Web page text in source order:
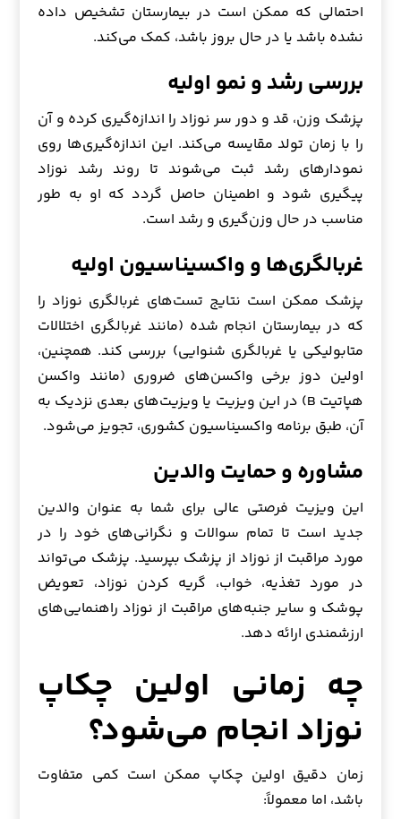
احتمالی که ممکن است در بیمارستان تشخیص داده
نشده باشد یا در حال بروز باشد، کمک می‌کند.
بررسی رشد و نمو اولیه
پزشک وزن، قد و دور سر نوزاد را اندازه‌گیری کرده و آن
را با زمان تولد مقایسه می‌کند. این اندازه‌گیری‌ها روی
نمودارهای رشد ثبت می‌شوند تا روند رشد نوزاد
پیگیری شود و اطمینان حاصل گردد که او به طور
مناسب در حال وزن‌گیری و رشد است.
غربالگری‌ها و واکسیناسیون اولیه
پزشک ممکن است نتایج تست‌های غربالگری نوزاد را
که در بیمارستان انجام شده (مانند غربالگری اختلالات
متابولیکی یا غربالگری شنوایی) بررسی کند. همچنین،
اولین دوز برخی واکسن‌های ضروری (مانند واکسن
هپاتیت B) در این ویزیت یا ویزیت‌های بعدی نزدیک به
آن، طبق برنامه واکسیناسیون کشوری، تجویز می‌شود.
مشاوره و حمایت والدین
این ویزیت فرصتی عالی برای شما به عنوان والدین
جدید است تا تمام سوالات و نگرانی‌های خود را در
مورد مراقبت از نوزاد از پزشک بپرسید. پزشک می‌تواند
در مورد تغذیه، خواب، گریه کردن نوزاد، تعویض
پوشک و سایر جنبه‌های مراقبت از نوزاد راهنمایی‌های
ارزشمندی ارائه دهد.
چه زمانی اولین چکاپ
نوزاد انجام می‌شود؟
زمان دقیق اولین چکاپ ممکن است کمی متفاوت
باشد، اما معمولاً: